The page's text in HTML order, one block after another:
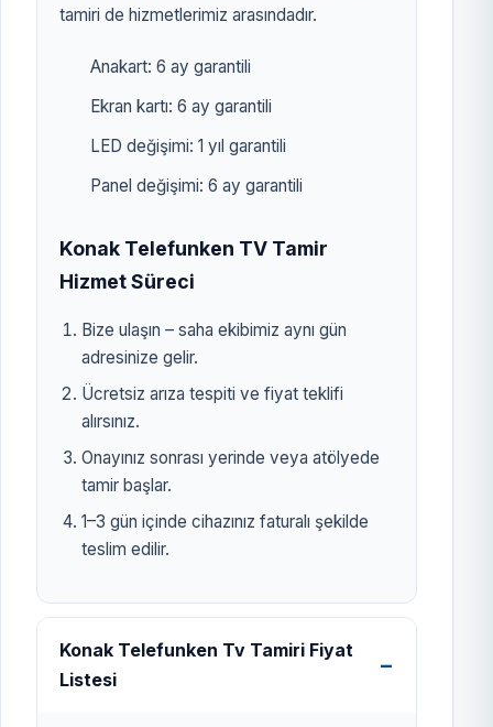
tamiri de hizmetlerimiz arasındadır.
Anakart: 6 ay garantili
Ekran kartı: 6 ay garantili
LED değişimi: 1 yıl garantili
Panel değişimi: 6 ay garantili
Konak Telefunken TV Tamir
Hizmet Süreci
Bize ulaşın – saha ekibimiz aynı gün
adresinize gelir.
Ücretsiz arıza tespiti ve fiyat teklifi
alırsınız.
Onayınız sonrası yerinde veya atölyede
tamir başlar.
1–3 gün içinde cihazınız faturalı şekilde
teslim edilir.
Konak Telefunken Tv Tamiri Fiyat
Listesi